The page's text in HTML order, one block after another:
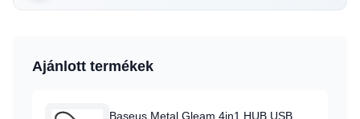
Ajánlott termékek
Baseus Metal Gleam 4in1 HUB USB